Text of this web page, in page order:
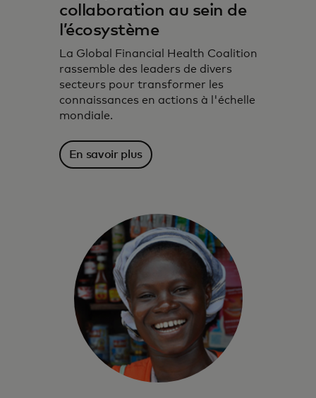
collaboration au sein de
l’écosystème
La Global Financial Health Coalition
rassemble des leaders de divers
secteurs pour transformer les
connaissances en actions à l'échelle
mondiale.
En savoir plus